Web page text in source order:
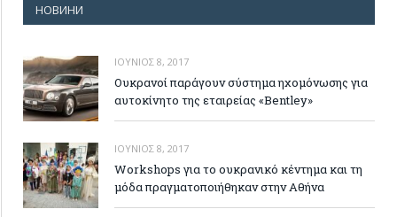
НОВИНИ
ΙΟΎΝΙΟΣ 8, 2017
Ουκρανοί παράγουν σύστημα ηχομόνωσης για
αυτοκίνητο της εταιρείας «Bentley»
ΙΟΎΝΙΟΣ 8, 2017
Workshops για το ουκρανικό κέντημα και τη
μόδα πραγματοποιήθηκαν στην Αθήνα